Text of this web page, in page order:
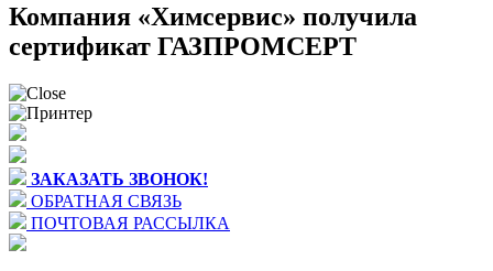
Компания «Химсервис» получила
сертификат ГАЗПРОМСЕРТ
ЗАКАЗАТЬ ЗВОНОК!
ОБРАТНАЯ СВЯЗЬ
ПОЧТОВАЯ РАССЫЛКА